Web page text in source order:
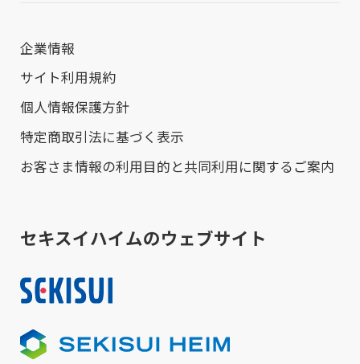
企業情報
サイト利用規約
個人情報保護方針
特定商取引法に基づく表示
お客さま情報の利用目的と共同利用に関するご案内
セキスイハイムのウェブサイト